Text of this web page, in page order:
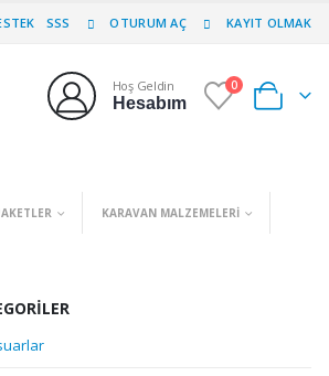
SSS OTURUM AÇ KAYIT OLMAK
Hoş Geldin
Hesabım
0
KARAVAN MALZEMELERI